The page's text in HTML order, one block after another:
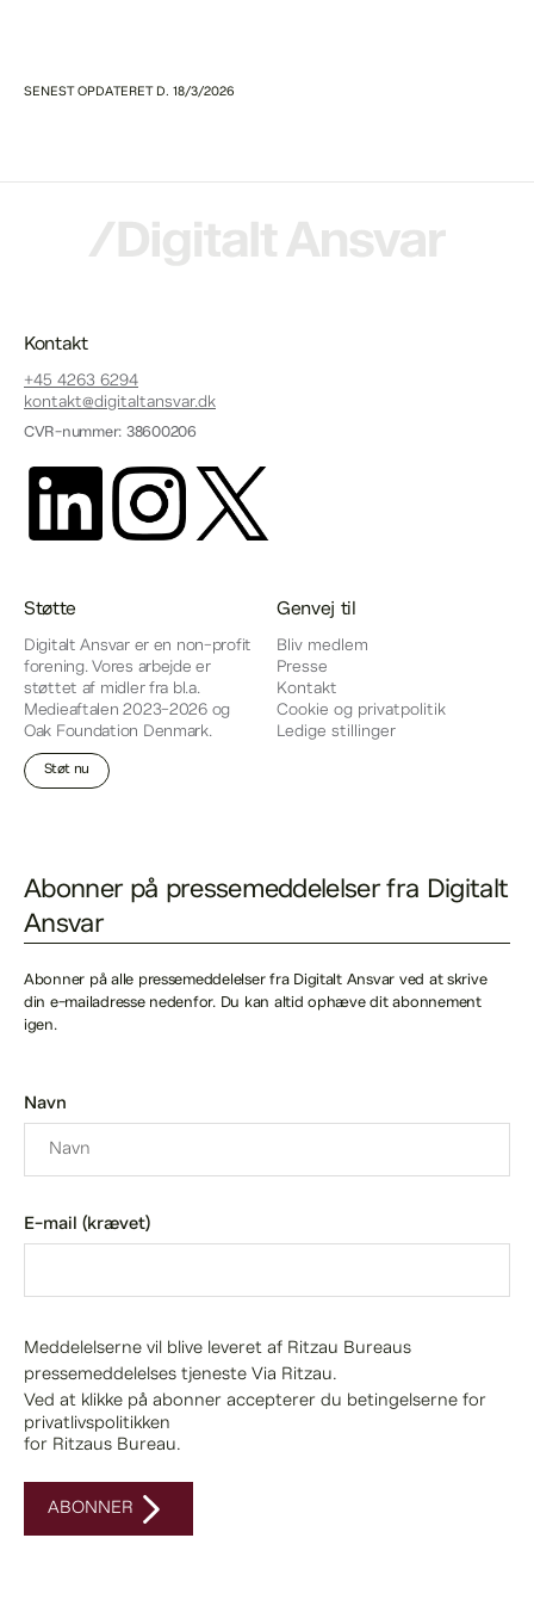
SENEST OPDATERET D. 18/3/2026
Kontakt
+45 4263 6294
kontakt@digitaltansvar.dk
CVR-nummer: 38600206
Støtte
Digitalt Ansvar er en non-profit
forening. Vores arbejde er
støttet af midler fra bl.a.
Medieaftalen 2023-2026 og
Oak Foundation Denmark.
Støt nu
Genvej til
Bliv medlem
Presse
Kontakt
Cookie og privatpolitik
Ledige stillinger